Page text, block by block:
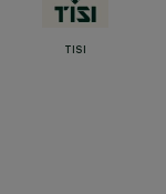
TISI